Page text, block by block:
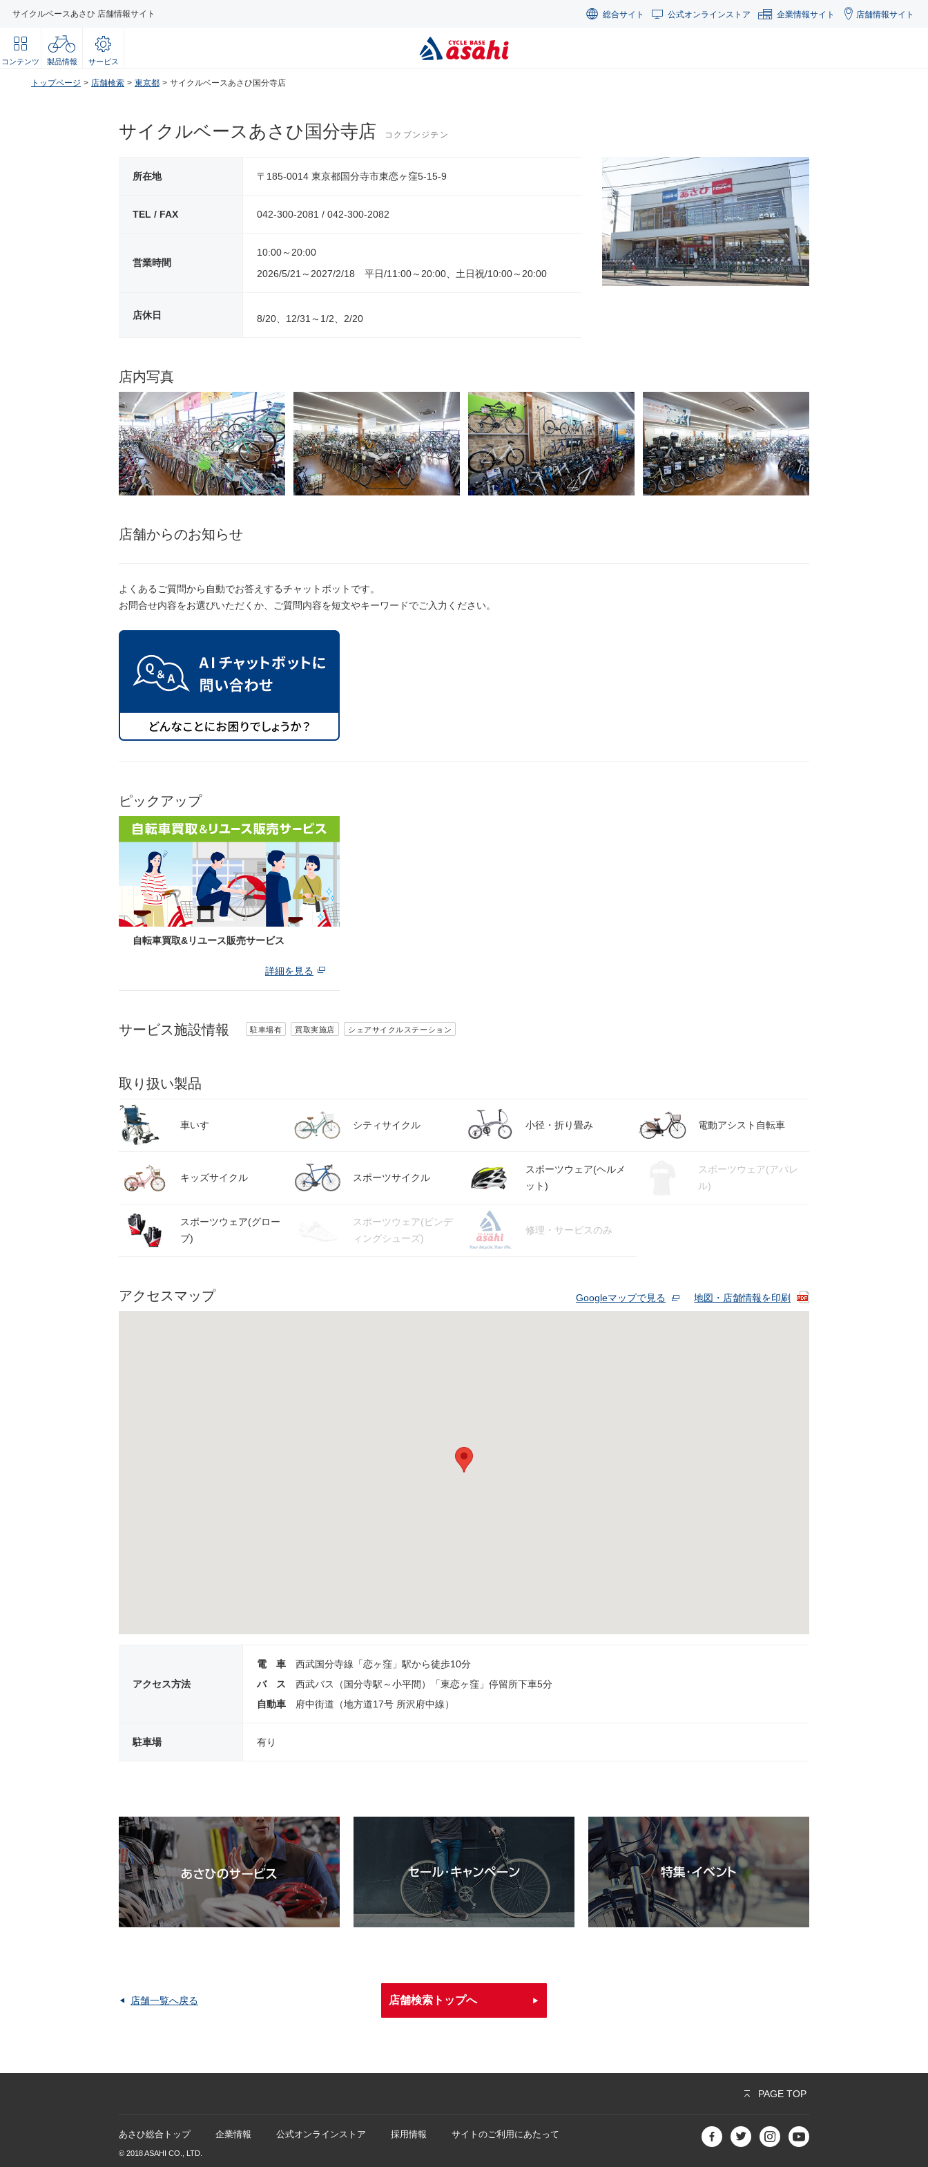
サイクルベースあさひ 店舗情報サイト 総合サイト 公式オンラインストア 企業情報サイト 店舗情報サイト
コンテンツ 製品情報 サービス
トップページ 店舗検索 東京都 サイクルベースあさひ国分寺店
サイクルベースあさひ国分寺店 コクブンジテン
所在地 〒185-0014 東京都国分寺市東恋ヶ窪5-15-9
TEL / FAX 042-300-2081 / 042-300-2082
営業時間
10:00～20:00
2026/5/21～2027/2/18 平日/11:00～20:00、土日祝/10:00～20:00
店休日 8/20、12/31～1/2、2/20
店内写真
店舗からのお知らせ
よくあるご質問から自動でお答えするチャットボットです。
お問合せ内容をお選びいただくか、ご質問内容を短文やキーワードでご入力ください。
ピックアップ
自転車買取&リユース販売サービス
詳細を見る
サービス施設情報 駐車場有 買取実施店 シェアサイクルステーション
取り扱い製品
車いす シティサイクル 小径・折り畳み 電動アシスト自転車
キッズサイクル スポーツサイクル
スポーツウェア(ヘルメ
ット)
スポーツウェア(アパレ
ル)
スポーツウェア(グロー
ブ)
スポーツウェア(ビンデ
ィングシューズ)
修理・サービスのみ
アクセスマップ Googleマップで見る 地図・店舗情報を印刷
アクセス方法
電 車
西武国分寺線「恋ヶ窪」駅から徒歩10分
バ ス
西武バス（国分寺駅～小平間）「東恋ヶ窪」停留所下車5分
自動車
府中街道（地方道17号 所沢府中線）
駐車場 有り
店舗検索トップへ
店舗一覧へ戻る
PAGE TOP
あさひ総合トップ 企業情報 公式オンラインストア 採用情報 サイトのご利用にあたって
© 2018 ASAHI CO., LTD.